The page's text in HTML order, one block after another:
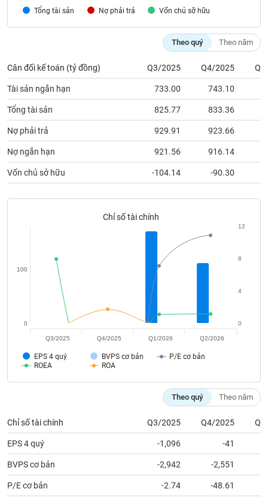
Tổng tài sản Nợ phải trả Vốn chủ sỡ hữu
Theo quý Theo năm
Cân đối kế toán (tỷ đồng) Q3/2025 Q4/2025
Tài sản ngắn hạn 733.00 743.10
Tổng tài sản 825.77 833.36
Nợ phải trả 929.91 923.66
Nợ ngắn hạn 921.56 916.14
Vốn chủ sở hữu -104.14 -90.30
Chỉ số tài chính
EPS 4 quý BVPS cơ bản
P/E cơ bản
ROEA
ROA
0
100
0
4
8
12
Q3/2025 Q4/2025 Q1/2026 Q2/2026
Theo quý Theo năm
Chỉ số tài chính Q3/2025 Q4/2025
EPS 4 quý -1,096 -41
BVPS cơ bản -2,942 -2,551
P/E cơ bản -2.74 -48.61
vụ
tạo
tài
chính
chính